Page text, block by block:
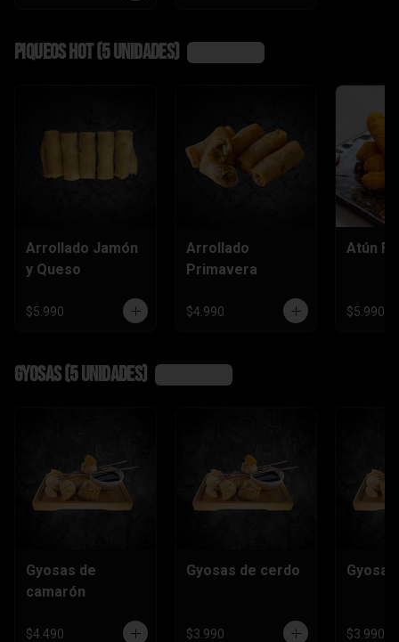
Piqueos hot (5 unidades)
Arrollado Jamón
y Queso
$5.990
Arrollado
Primavera
$4.990
Atún
$5.990
Gyosas (5 unidades)
Gyosas de
camarón
$4.490
Gyosas de cerdo
$3.990 $3.990